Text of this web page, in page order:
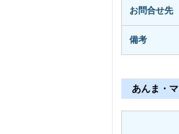
お問合せ先
備考
あんま・